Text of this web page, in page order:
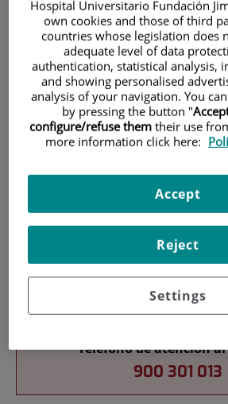
Investigación
Docencia
Teléfono de atención
900 301 013
Hospital Universitario Fundación
own cookies and those of third
countries whose legislation does
adequate level of data
authentication, statistical analysis,
and showing personalised
analysis of your navigation. You
by pressing the button "
configure/refuse them their use
more information click here:
Settings
Reject
Accept